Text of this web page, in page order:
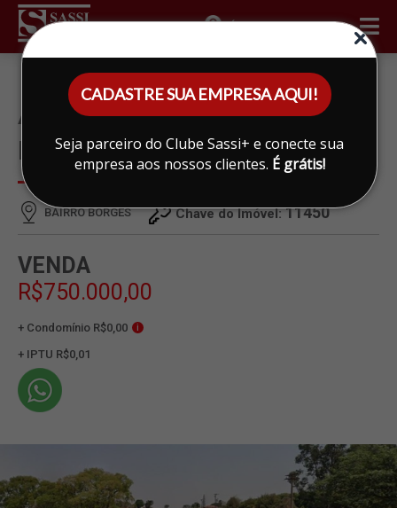
CADASTRE SUA EMPRESA AQUI!
Seja parceiro do Clube Sassi+ e conecte sua
empresa aos nossos clientes. É grátis!
ÁREA DO CLIENTE
ÁREA À VENDA EM BAIRRO
BORGES, LIMEIRA
BAIRRO BORGES Chave do Imóvel:11450
VENDA
R$750.000,00
+ Condomínio R$0,00 i
+ IPTU R$0,01